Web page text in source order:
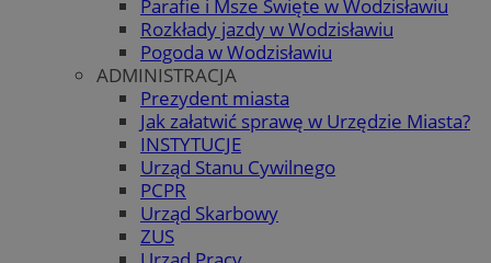
Parafie i Msze Święte w Wodzisławiu
Rozkłady jazdy w Wodzisławiu
Pogoda w Wodzisławiu
ADMINISTRACJA
Prezydent miasta
Jak załatwić sprawę w Urzędzie Miasta?
INSTYTUCJE
Urząd Stanu Cywilnego
PCPR
Urząd Skarbowy
ZUS